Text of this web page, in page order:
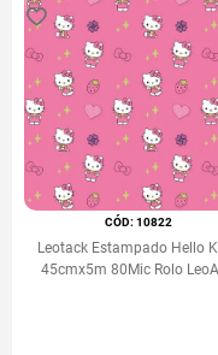
:10822
Leotack Estampado Hello
45cmx5m 80Mic Rolo